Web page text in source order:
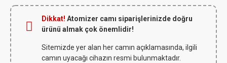
Dikkat! Atomizer camı siparişlerinizde doğru
ürünü almak çok önemlidir!
Sitemizde yer alan her camın açıklamasında, ilgili
camın uyacağı cihazın resmi bulunmaktadır.